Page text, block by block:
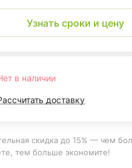
Узнать сроки и цену
в наличии
доставку
скидка до 15% — чем
тем больше экономите!